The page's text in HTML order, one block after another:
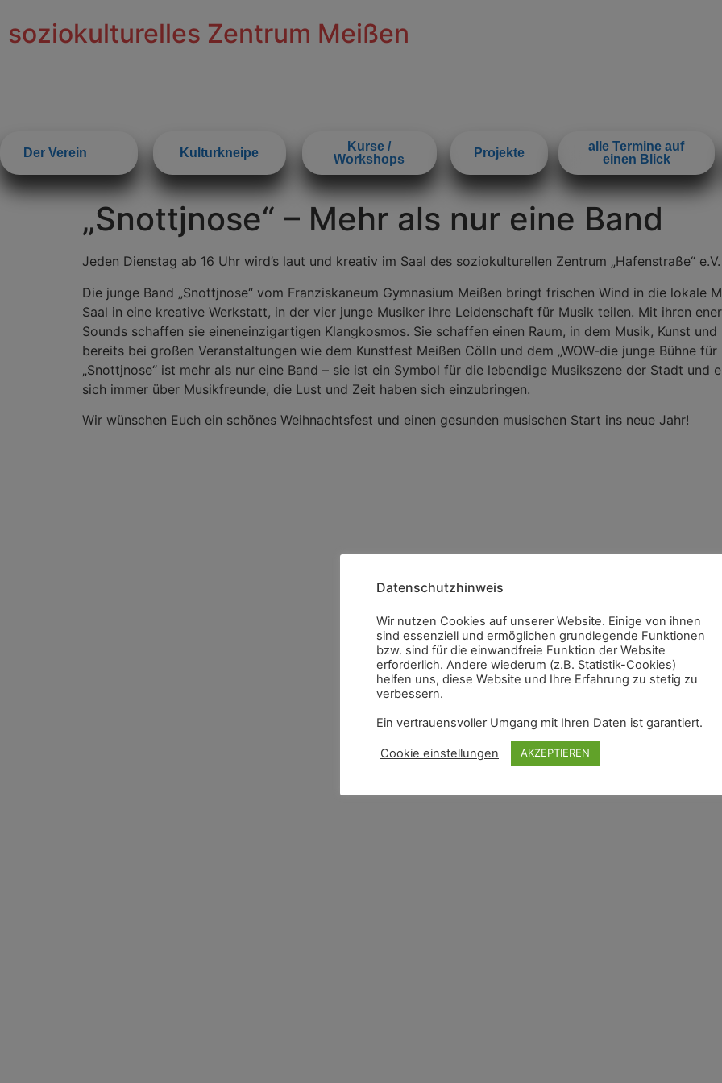
soziokulturelles Zentrum Meißen
Der Verein Kulturkneipe
Kurse /
Workshops
Projekte
alle Termine auf
einen Blick
„Snottjnose“ – Mehr als nur eine Band
Jeden Dienstag ab 16 Uhr wird’s laut und kreativ im Saal des soziokulturellen Zentrum „Hafenstraße“
Die junge Band „Snottjnose“ vom Franziskaneum Gymnasium Meißen bringt frischen Wind in die lokale
Saal in eine kreative Werkstatt, in der vier junge Musiker ihre Leidenschaft für Musik teilen. Mit ihren
Sounds schaffen sie eineneinzigartigen Klangkosmos. Sie schaffen einen Raum, in dem Musik, Kunst
bereits bei großen Veranstaltungen wie dem Kunstfest Meißen Cölln und dem „WOW-die junge Bühne
„Snottjnose“ ist mehr als nur eine Band – sie ist ein Symbol für die lebendige Musikszene der Stadt und
sich immer über Musikfreunde, die Lust und Zeit haben sich einzubringen.
Wir wünschen Euch ein schönes Weihnachtsfest und einen gesunden musischen Start ins neue Jahr!
Datenschutzhinweis
Wir nutzen Cookies auf unserer Website. Einige von ihnen
sind essenziell und ermöglichen grundlegende Funktionen
bzw. sind für die einwandfreie Funktion der Website
erforderlich. Andere wiederum (z.B. Statistik-Cookies)
helfen uns, diese Website und Ihre Erfahrung zu stetig zu
verbessern.
Ein vertrauensvoller Umgang mit Ihren Daten ist garantiert.
Cookie einstellungen AKZEPTIEREN